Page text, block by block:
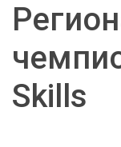
Skills